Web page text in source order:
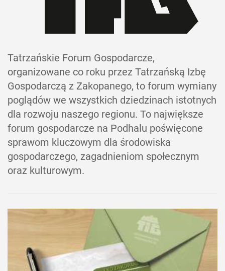
Tatrzańskie Forum Gospodarcze,
organizowane co roku przez Tatrzańską Izbę
Gospodarczą z Zakopanego, to forum wymiany
poglądów we wszystkich dziedzinach istotnych
dla rozwoju naszego regionu. To największe
forum gospodarcze na Podhalu poświęcone
sprawom kluczowym dla środowiska
gospodarczego, zagadnieniom społecznym
oraz kulturowym.